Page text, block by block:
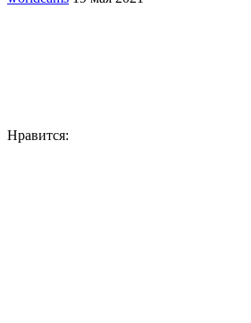
Нравится: